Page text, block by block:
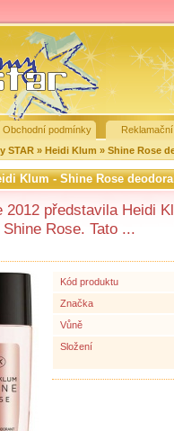
Obchodní podmínky
STAR » Heidi Klum » Shine Rose
Klum - Shine Rose
2012 představila Heidi
Rose. Tato ...
Kód produktu
Značka
Vůně
Složení